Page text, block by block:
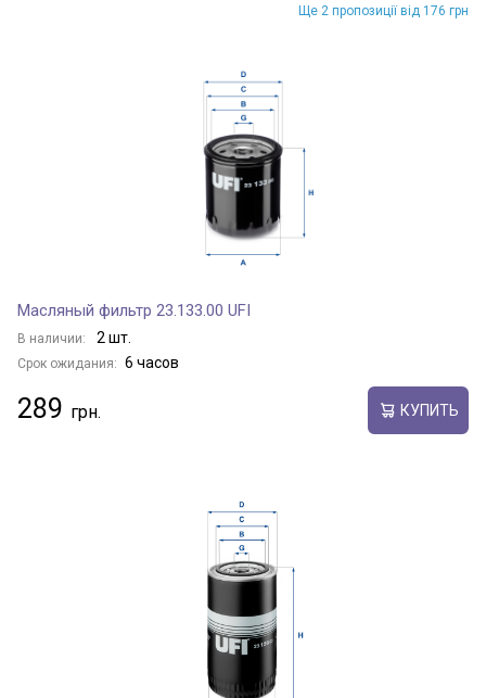
Ще 2 пропозиції від 176 грн
Масляный фильтр 23.133.00 UFI
В наличии: 2 шт.
Срок ожидания: 6 часов
289 КУПИТЬ